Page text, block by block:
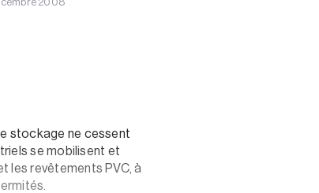
stockage ne cessent
se mobilisent et
les revêtements PVC, à